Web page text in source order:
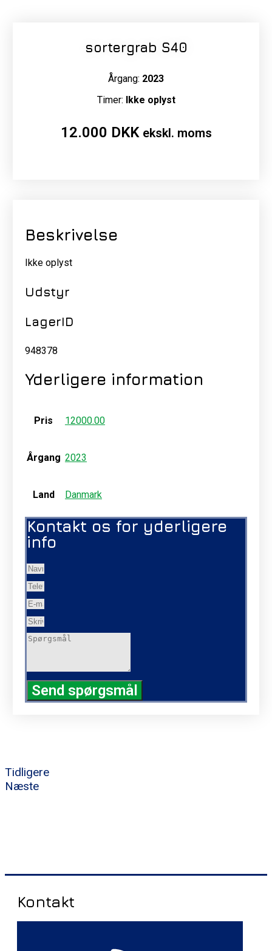
sortergrab S40
Årgang: 2023
Timer: Ikke oplyst
12.000 DKK ekskl. moms
Beskrivelse
Ikke oplyst
Udstyr
LagerID
948378
Yderligere information
Pris 12000.00
Årgang 2023
Land Danmark
Kontakt os for yderligere
info
Send spørgsmål
Tidligere
Næste
Kontakt